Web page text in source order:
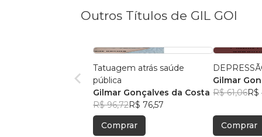
Outros Títulos de GIL GOI
Tatuagem atrás saúde
pública
Gilmar Gonçalves da Costa
R$ 96,72R$ 76,57
Comprar
Gilmar
R$ 61,06
Comprar